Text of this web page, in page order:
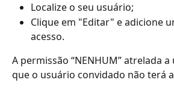
Localize o seu usuário;
Clique em "Editar" e adicione
acesso.
A permissão “NENHUM” atrelada
que o usuário convidado não terá